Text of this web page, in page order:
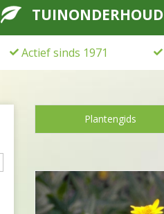
TUINONDERHOUD
Actief sinds 1971
Plantengids